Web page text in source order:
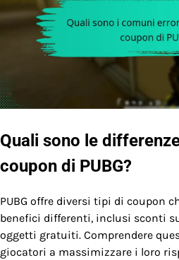
Quali sono le
coupon di PUBG?
PUBG offre diversi tipi di coupon
benefici differenti, inclusi sconti
oggetti gratuiti. Comprendere
giocatori a massimizzare i loro